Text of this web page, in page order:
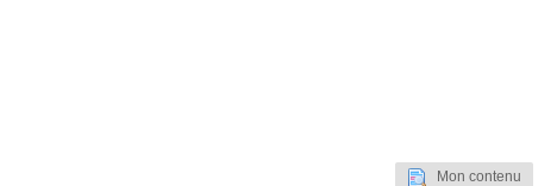
Mon contenu